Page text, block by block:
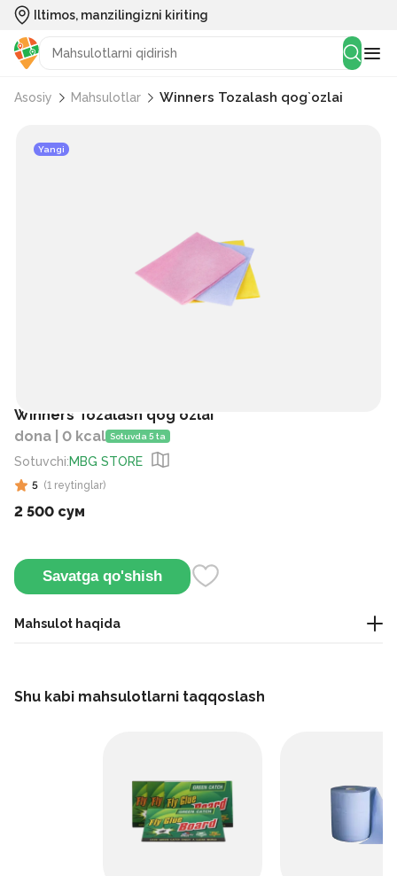
Iltimos, manzilingizni kiriting
Asosiy Mahsulotlar Winners Tozalash qog`ozlai
Yangi
Winners Tozalash qog`ozlai
dona | 0 kcal Sotuvda 5 ta
Sotuvchi:MBG STORE
5 (1 reytinglar)
2 500 сум
Savatga qo'shish
Mahsulot haqida
Shu kabi mahsulotlarni taqqoslash